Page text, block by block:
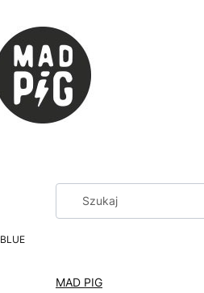
MAD PIG